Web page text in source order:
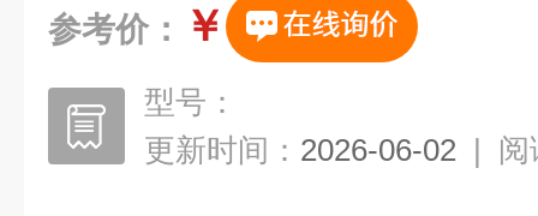
参考价： ￥
型号：
更新时间： 2026-06-02 | 阅